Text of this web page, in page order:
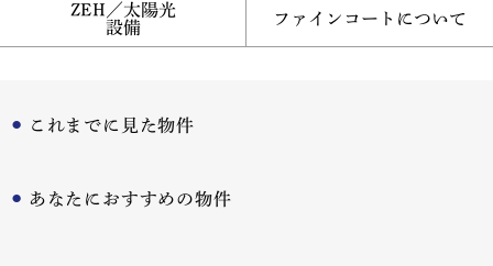
ZEH／太陽光
設備
ファインコートについて
これまでに見た物件
あなたにおすすめの物件